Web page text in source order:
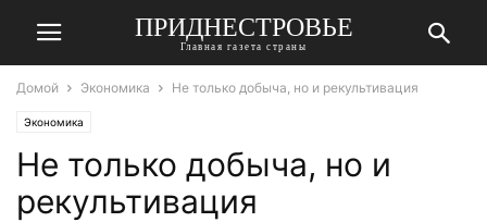
ПРИДНЕСТРОВЬЕ
Главная газета страны
Домой Экономика Не только добыча, но и рекультивация
Экономика
Не только добыча, но и
рекультивация